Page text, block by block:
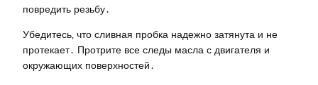
повредить резьбу․
Убедитесь‚ что сливная пробка надежно затянута и не
протекает․ Протрите все следы масла с двигателя и
окружающих поверхностей․